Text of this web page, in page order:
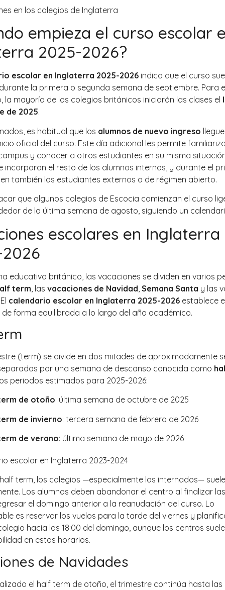
empieza el curso escolar
2025-2026?
escolar en Inglaterra 2025-2026indica que el curso
la primera o segunda semana de septiembre. Para
la mayoría de los colegios británicos iniciarán las clases el
de 2025.
es habitual que los alumnos de nuevo ingreso
oficial del curso. Este día adicional les permite
y conocer a otros estudiantes en su misma
incorporan el resto de los alumnos internos, y durante el
también los estudiantes externos o de régimen abierto.
que algunos colegios de Escocia comienzan el curso
de la última semana de agosto, siguiendo un
escolares en Inglaterra
educativo británico, las vacaciones se dividen en varios
term , las vacaciones de Navidad Semana Santa y las
calendario escolar en Inglaterra 2025-2026establece
forma equilibrada a lo largo del año académico.
(term) se divide en dos mitades de aproximadamente
por una semana de descanso conocida como
periodos estimados para 2025-2026:
de otoño: última semana de octubre de 2025
de invierno: tercera semana de febrero de 2026
de verano: última semana de mayo de 2026
term, los colegios —especialmente los internados—
Los alumnos deben abandonar el centro al finalizar
el domingo anterior a la reanudación del curso. Lo
es reservar los vuelos para la tarde del viernes y
hacia las 18:00 del domingo, aunque los centros
en estos horarios.
de Navidades
el half term de otoño, el trimestre continúa hasta las